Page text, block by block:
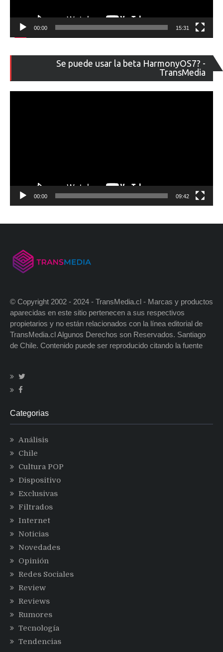
00:00 15:31
Se puede usar la beta HarmonyOS7? -
TransMedia
de
00:00 09:42
© Copyright 2002 - 2024 - TransMedia.cl - Marcas y productos
aparecidas en este sitio pertenecen a sus respectivos
propietarios y no están relacionados con la línea editorial de
TransMedia.cl Algunos Derechos son Reservados. Santiago
de Chile. Contenido puede ser reproducido citando la fuente
Categorias
Análisis
Chile
Cultura POP
Dispositivo
Exclusivas
Filtrados
Internet
Noticias
Novedades
Opinión
Redes Sociales
Review
Reviews
Rumores
Tecnología
Tendencias